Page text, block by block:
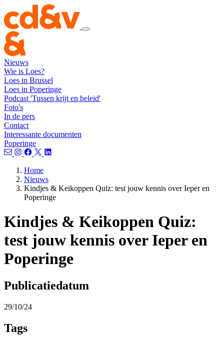
Nieuws
Wie is Loes?
Loes in Brussel
Loes in Poperinge
Podcast 'Tussen krijt en beleid'
Foto's
In de pers
Contact
Interessante documenten
Poperinge
Home
Nieuws
Kindjes & Keikoppen Quiz: test jouw kennis over Ieper en
Poperinge
Kindjes & Keikoppen Quiz:
test jouw kennis over Ieper en
Poperinge
Publicatiedatum
29/10/24
Tags